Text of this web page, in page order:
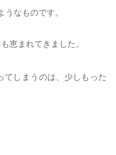
なものです。
恵まれてきました。
てしまうのは、少しもった